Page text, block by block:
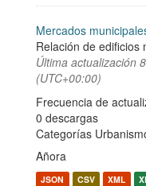
Mercados
Relación de edificios
Última actualización
(UTC+00:00)
Frecuencia de
0 descargas
Categorías
Añora
JSON CSV XML